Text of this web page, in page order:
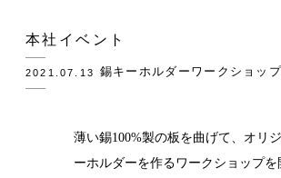
合わせ
ェ
お知らせ
結婚10周年
本社イベント
2021.07.13 錫キーホルダーワークショッ
薄い錫100%製の板を曲げて、オリ
ーホルダーを作るワークショップを